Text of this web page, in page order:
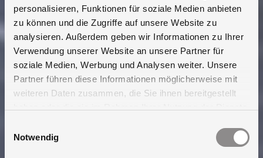
personalisieren, Funktionen für soziale Medien anbieten
zu können und die Zugriffe auf unsere Website zu
analysieren. Außerdem geben wir Informationen zu Ihrer
Verwendung unserer Website an unsere Partner für
soziale Medien, Werbung und Analysen weiter. Unsere
Partner führen diese Informationen möglicherweise mit
weiteren Daten zusammen, die Sie ihnen bereitgestellt
Notwendig